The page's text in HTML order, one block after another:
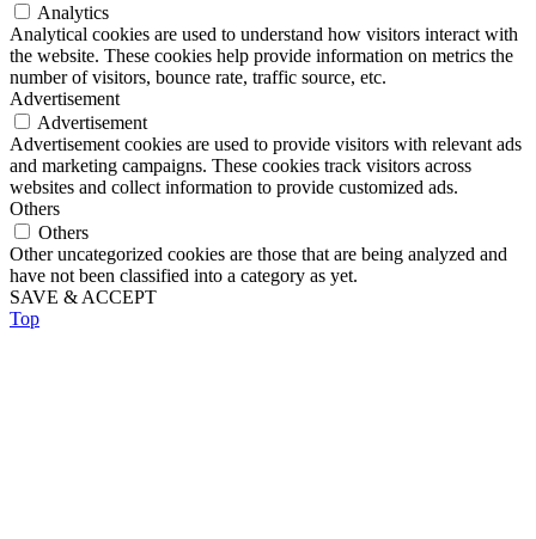
Analytics
Analytical cookies are used to understand how visitors interact with
the website. These cookies help provide information on metrics the
number of visitors, bounce rate, traffic source, etc.
Advertisement
Advertisement
Advertisement cookies are used to provide visitors with relevant ads
and marketing campaigns. These cookies track visitors across
websites and collect information to provide customized ads.
Others
Others
Other uncategorized cookies are those that are being analyzed and
have not been classified into a category as yet.
SAVE & ACCEPT
Top